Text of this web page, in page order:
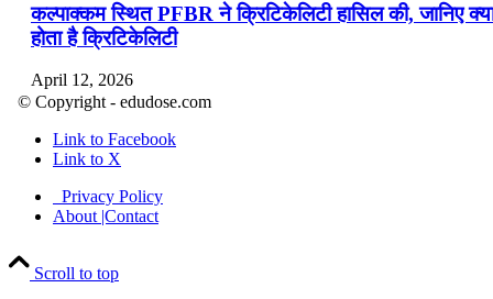
कल्पाक्कम स्थित PFBR ने क्रिटिकेलिटी हासिल की, जानिए
होता है क्रिटिकेलिटी
April 12, 2026
April 9, 2026
नासा का आर्टेमिस-2 मिशन: मनुष्य एक बार फिर से चंद्रमा के
पहुंचा
April 7, 2026
© Copyright - edudose.com
Link to Facebook
Link to X
Privacy Policy
About |Contact
Scroll to top